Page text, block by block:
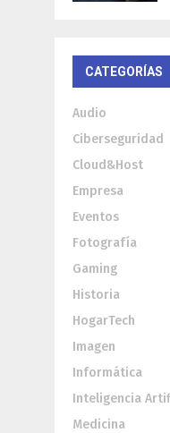
CATEGORÍAS
Audio
Ciberseguridad
Cloud&Host
Empresa
Eventos
Fotografía
Gaming
Historia
HogarTech
Imagen
Informática
Inteligencia
Medicina